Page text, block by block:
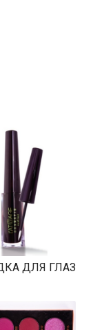
ДЛЯ ГЛАЗ